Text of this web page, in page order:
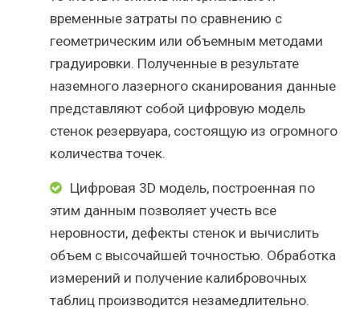
временные затраты по сравнению с
геометрическим или объемным методами
градуировки. Полученные в результате
наземного лазерного сканирования данные
представляют собой цифровую модель
стенок резервуара, состоящую из огромного
количества точек.
Цифровая 3D модель, построенная по
этим данным позволяет учесть все
неровности, дефекты стенок и вычислить
объем с высочайшей точностью. Обработка
измерений и получение калибровочных
таблиц производится незамедлительно.